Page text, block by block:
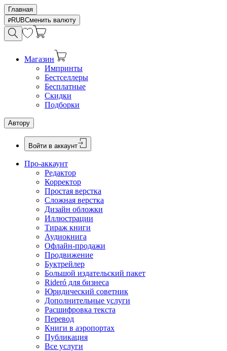
Главная
RUBСменить валюту
Магазин
Импринты
Бестселлеры
Бесплатные
Скидки
Подборки
Автору
Войти в аккаунт
Про-аккаунт
Редактор
Корректор
Простая верстка
Сложная верстка
Дизайн обложки
Иллюстрации
Тираж книги
Аудиокнига
Офлайн-продажи
Продвижение
Буктрейлер
Большой издательский пакет
Rideró для бизнеса
Юридический советник
Дополнительные услуги
Расшифровка текста
Перевод
Книги в аэропортах
Публикация
Все услуги